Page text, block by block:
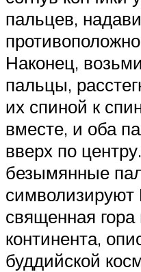
пальцев,
Наконец,
пальцы,
их спиной к
вместе, и оба
вверх по
безымянные
священная
континента,
буддийской